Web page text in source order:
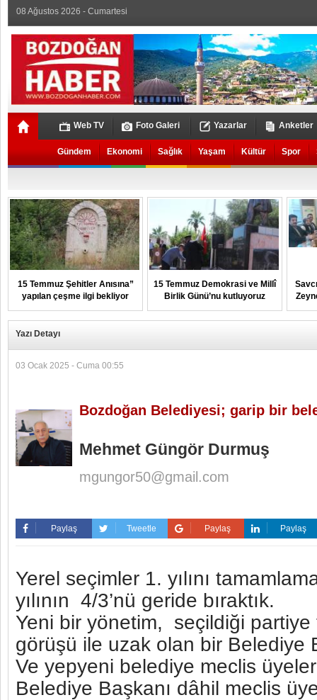
08 Ağustos 2026 - Cumartesi
Web TV Foto Galeri Yazarlar Anketler
Gündem Ekonomi Sağlık Yaşam Kültür Spor
15 Temmuz Şehitler Anısına”
yapılan çeşme ilgi bekliyor
15 Temmuz Demokrasi ve Millî
Birlik Günü’nu kutluyoruz
Yazı Detayı
03 Ocak 2025 - Cuma 00:55
Bozdoğan Belediyesi; garip bir
Mehmet Güngör Durmuş
mgungor50@gmail.com
Paylaş Tweetle Paylaş Paylaş
Yerel seçimler 1. yılını
yılının 4/3’nü geride bıraktık.
Yeni bir yönetim, seçildiği
görüşü ile uzak olan bir Belediye
Ve yepyeni belediye meclis
Belediye Başkanı dâhil meclis